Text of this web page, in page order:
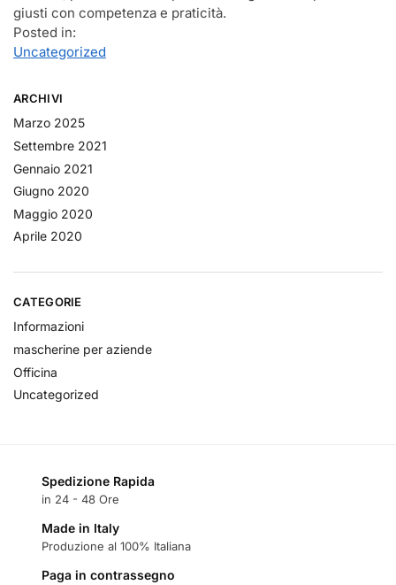
giusti con competenza e praticità.
Posted in:
Uncategorized
ARCHIVI
Marzo 2025
Settembre 2021
Gennaio 2021
Giugno 2020
Maggio 2020
Aprile 2020
CATEGORIE
Informazioni
mascherine per aziende
Officina
Uncategorized
Spedizione Rapida
in 24 - 48 Ore
Made in Italy
Produzione al 100% Italiana
Paga in contrassegno